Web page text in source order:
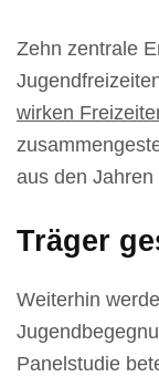
Zehn zentrale
wirken
aus den Jahren
Träger
Weiterhin
Panelstudie